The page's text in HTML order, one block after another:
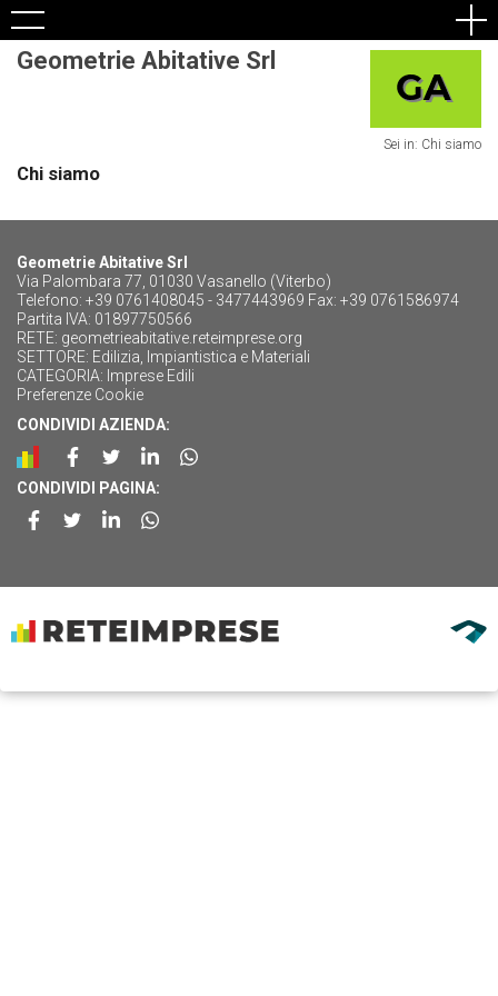
Geometrie Abitative Srl
Sei in: Chi siamo
Chi siamo
Geometrie Abitative Srl
Via Palombara 77, 01030 Vasanello (Viterbo)
Telefono: +39 0761408045 - 3477443969 Fax: +39 0761586974
Partita IVA: 01897750566
RETE: geometrieabitative.reteimprese.org
SETTORE: Edilizia, Impiantistica e Materiali
CATEGORIA: Imprese Edili
Preferenze Cookie
CONDIVIDI AZIENDA:
CONDIVIDI PAGINA: